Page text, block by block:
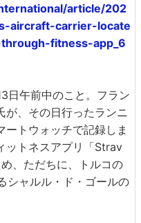
article/202
aircraft-carrier-locate
fitness-app_6
日午前中のこと。フラン
が、その日行ったランニ
ートウォッチで記録しま
ットネスアプリ「Strav
、ただちに、トルコの
シャルル・ド・ゴールの